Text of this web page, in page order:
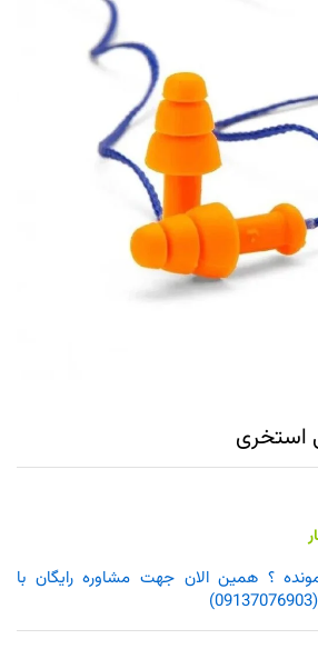
استخری
؟ همین الان جهت مشاوره رایگان با